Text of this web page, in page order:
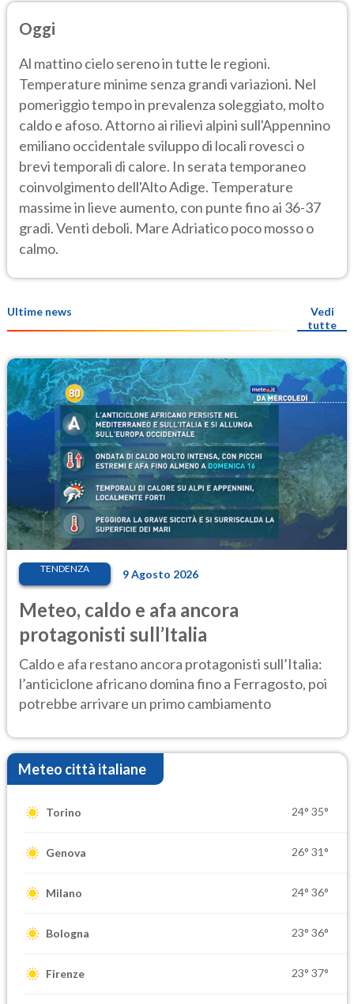
Oggi
Al mattino cielo sereno in tutte le regioni.
Temperature minime senza grandi variazioni. Nel
pomeriggio tempo in prevalenza soleggiato, molto
caldo e afoso. Attorno ai rilievi alpini sull'Appennino
emiliano occidentale sviluppo di locali rovesci o
brevi temporali di calore. In serata temporaneo
coinvolgimento dell'Alto Adige. Temperature
massime in lieve aumento, con punte fino ai 36-37
gradi. Venti deboli. Mare Adriatico poco mosso o
calmo.
Ultime news
Vedi
tutte
TENDENZA 9 Agosto 2026
Meteo, caldo e afa ancora
protagonisti sull’Italia
Caldo e afa restano ancora protagonisti sull’Italia:
l’anticiclone africano domina fino a Ferragosto, poi
potrebbe arrivare un primo cambiamento
Meteo città italiane
Torino 24° 35°
Genova 26° 31°
Milano 24° 36°
Bologna 23° 36°
Firenze 23° 37°